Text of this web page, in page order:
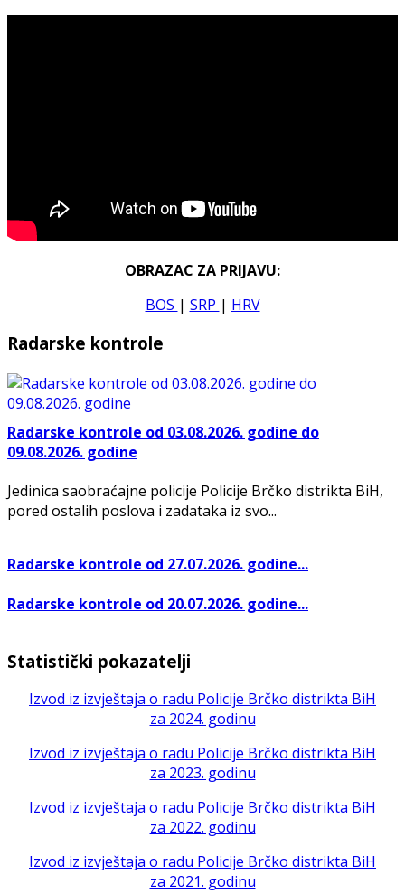
OBRAZAC ZA PRIJAVU:
BOS | SRP | HRV
Radarske kontrole
Radarske kontrole od 03.08.2026. godine do
09.08.2026. godine
Jedinica saobraćajne policije Policije Brčko distrikta BiH,
pored ostalih poslova i zadataka iz svo...
Radarske kontrole od 27.07.2026. godine...
Radarske kontrole od 20.07.2026. godine...
Statistički pokazatelji
Izvod iz izvještaja o radu Policije Brčko distrikta BiH
za 2024. godinu
Izvod iz izvještaja o radu Policije Brčko distrikta BiH
za 2023. godinu
Izvod iz izvještaja o radu Policije Brčko distrikta BiH
za 2022. godinu
Izvod iz izvještaja o radu Policije Brčko distrikta BiH
za 2021. godinu